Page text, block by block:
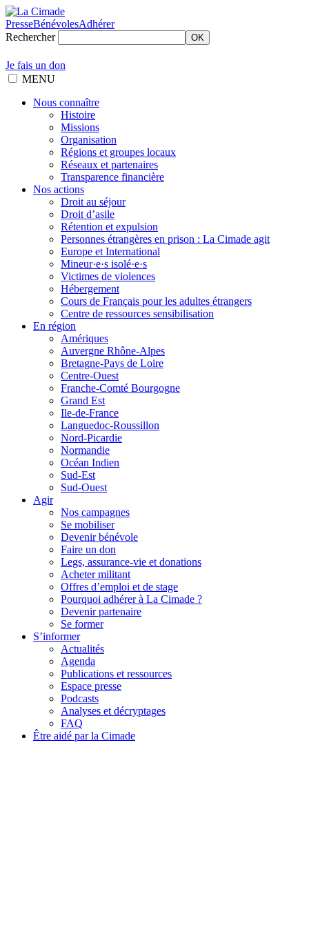
PresseBénévolesAdhérer
Rechercher
OK
Je fais un don
MENU
Nous connaître
Histoire
Missions
Organisation
Régions et groupes locaux
Réseaux et partenaires
Transparence financière
Nos actions
Droit au séjour
Droit d’asile
Rétention et expulsion
Personnes étrangères en prison : La Cimade agit
Europe et International
Mineur·e·s isolé·e·s
Victimes de violences
Hébergement
Cours de Français pour les adultes étrangers
Centre de ressources sensibilisation
En région
Amériques
Auvergne Rhône-Alpes
Bretagne-Pays de Loire
Centre-Ouest
Franche-Comté Bourgogne
Grand Est
Ile-de-France
Languedoc-Roussillon
Nord-Picardie
Normandie
Océan Indien
Sud-Est
Sud-Ouest
Agir
Nos campagnes
Se mobiliser
Devenir bénévole
Faire un don
Legs, assurance-vie et donations
Acheter militant
Offres d’emploi et de stage
Pourquoi adhérer à La Cimade ?
Devenir partenaire
Se former
S’informer
Actualités
Agenda
Publications et ressources
Espace presse
Podcasts
Analyses et décryptages
FAQ
Être aidé par la Cimade